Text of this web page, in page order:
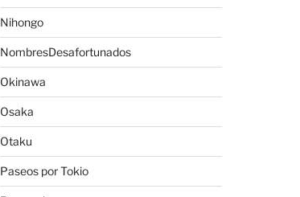
Nihongo
NombresDesafortunados
Okinawa
Osaka
Otaku
Paseos por Tokio